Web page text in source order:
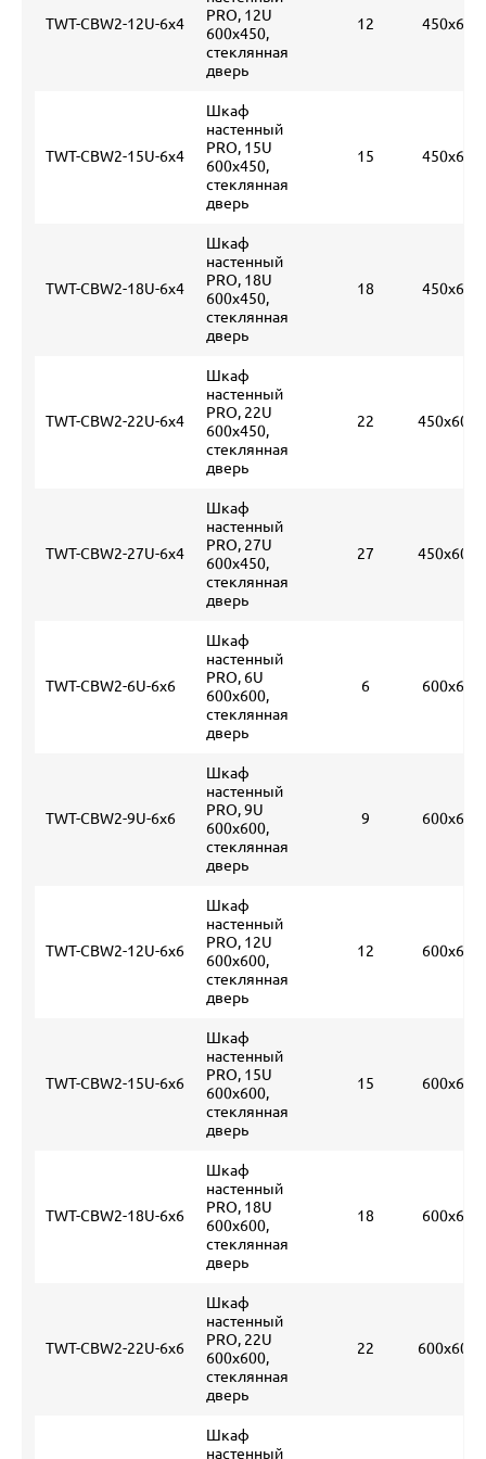
TWT-CBW2-12U-6x4
PRO, 12U
600x450,
стеклянная
дверь
12
TWT-CBW2-15U-6x4
Шкаф
настенный
PRO, 15U
600x450,
стеклянная
дверь
15
TWT-CBW2-18U-6x4
Шкаф
настенный
PRO, 18U
600x450,
стеклянная
дверь
18
TWT-CBW2-22U-6x4
Шкаф
настенный
PRO, 22U
600x450,
стеклянная
дверь
22
TWT-CBW2-27U-6x4
Шкаф
настенный
PRO, 27U
600x450,
стеклянная
дверь
27
TWT-CBW2-6U-6x6
Шкаф
настенный
PRO, 6U
600x600,
стеклянная
дверь
6
TWT-CBW2-9U-6x6
Шкаф
настенный
PRO, 9U
600x600,
стеклянная
дверь
9
TWT-CBW2-12U-6x6
Шкаф
настенный
PRO, 12U
600x600,
стеклянная
дверь
12
TWT-CBW2-15U-6x6
Шкаф
настенный
PRO, 15U
600x600,
стеклянная
дверь
15
TWT-CBW2-18U-6x6
Шкаф
настенный
PRO, 18U
600x600,
стеклянная
дверь
18
TWT-CBW2-22U-6x6
Шкаф
настенный
PRO, 22U
600x600,
стеклянная
дверь
22
Шкаф
настенный